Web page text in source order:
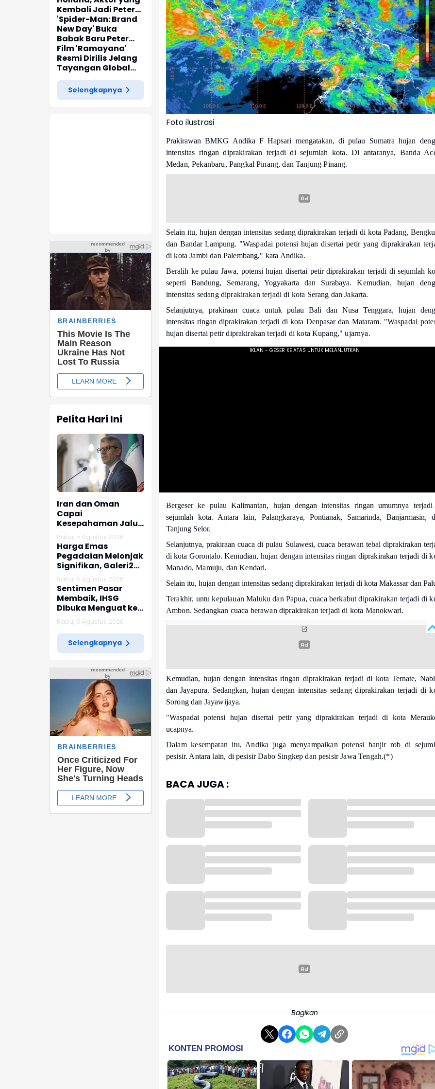
Kembali Jadi Peter
Parker di 'Spider-
Man: Brand New Day'
'Spider-Man: Brand
New Day' Buka
Babak Baru Peter
Parker di Marvel
Cinematic Universe
Film 'Ramayana'
Resmi Dirilis Jelang
Tayangan Global
pada November
2026
Selengkapnya
Pelita Hari Ini
Iran dan Oman
Capai
Kesepahaman Jalur
Pelayaran di Selat
Hormuz
Rabu, 5 Agustus 2026
Harga Emas
Pegadaian Melonjak
Signifikan, Galeri24
dan UBS Lanjutkan
Tren Positif
Rabu, 5 Agustus 2026
Sentimen Pasar
Membaik, IHSG
Dibuka Menguat ke
Level 6.379
Rabu, 5 Agustus 2026
Selengkapnya
Foto ilustrasi
Prakirawan BMKG Andika F Hapsari mengatakan, di pulau Sumatra hujan
intensitas ringan diprakirakan terjadi di sejumlah kota. Di antaranya, Banda
Medan, Pekanbaru, Pangkal Pinang, dan Tanjung Pinang.
Selain itu, hujan dengan intensitas sedang diprakirakan terjadi di kota Padang,
dan Bandar Lampung. "Waspadai potensi hujan disertai petir yang diprakirakan
di kota Jambi dan Palembang," kata Andika.
Beralih ke pulau Jawa, potensi hujan disertai petir diprakirakan terjadi di sejumlah
seperti Bandung, Semarang, Yogyakarta dan Surabaya.Kemudian, hujan
intensitas sedang diprakirakan terjadi di kota Serang dan Jakarta.
Selanjutnya, prakiraan cuaca untuk pulau Bali dan Nusa Tenggara, hujan
intensitas ringan diprakirakan terjadi di kota Denpasar dan Mataram. "Waspadai
hujan disertai petir diprakirakan terjadi di kota Kupang," ujarnya.
Bergeser ke pulau Kalimantan, hujan dengan intensitas ringan umumnya
sejumlah kota. Antara lain, Palangkaraya, Pontianak, Samarinda, Banjarmasin,
Tanjung Selor.
Selanjutnya, prakiraan cuaca di pulau Sulawesi, cuaca berawan tebal diprakirakan
di kota Gorontalo. Kemudian, hujan dengan intensitas ringan diprakirakan terjadi di
Manado, Mamuju, dan Kendari.
Selain itu, hujan dengan intensitas sedang diprakirakan terjadi di kota Makassar dan
Terakhir, untu kepulauan Maluku dan Papua, cuaca berkabut diprakirakan terjadi di
Ambon. Sedangkan cuaca berawan diprakirakan terjadi di kota Manokwari.
Kemudian, hujan dengan intensitas ringan diprakirakan terjadi di kota Ternate,
dan Jayapura. Sedangkan,hujan dengan intensitas sedang diprakirakan terjadi di
Sorong dan Jayawijaya.
"Waspadai potensi hujan disertai petir yang diprakirakan terjadi di kota
ucapnya.
Dalam kesempatan itu, Andika juga menyampaikan potensi banjir rob di
pesisir. Antara lain, di pesisir Dabo Singkep dan pesisir Jawa Tengah.(*)
BACA JUGA :
Bagikan